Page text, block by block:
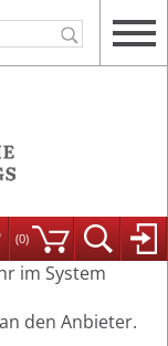
(0)
im System
den Anbieter.